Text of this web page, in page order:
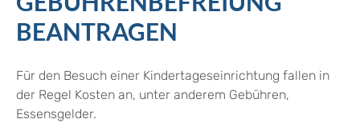
EANTRAGEN
Für den Besuch einer Kindertageseinrichtung fallen in
der Regel Kosten an, unter anderem Gebühren,
Essensgelder.